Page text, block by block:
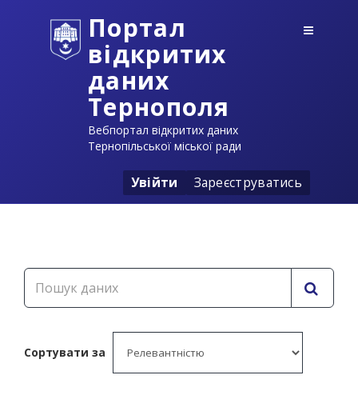
Портал
відкритих
даних
Тернополя
Вебпортал відкритих даних
Тернопільської міської ради
Увійти Зареєструватись
Сортувати за